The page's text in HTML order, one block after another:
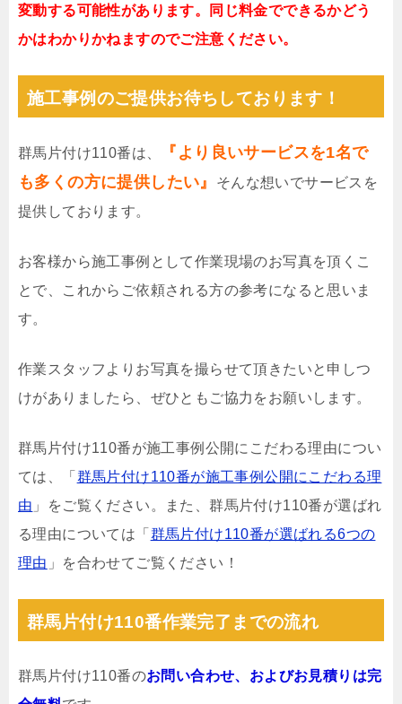
変動する可能性があります。同じ料金でできるかどう
かはわかりかねますのでご注意ください。
施工事例のご提供お待ちしております！
群馬片付け110番は、
『より良いサービスを1名で
も多くの方に提供したい』
そんな想いでサービスを
提供しております。
お客様から施工事例として作業現場のお写真を頂くこ
とで、これからご依頼される方の参考になると思いま
す。
作業スタッフよりお写真を撮らせて頂きたいと申しつ
けがありましたら、ぜひともご協力をお願いします。
群馬片付け110番が施工事例公開にこだわる理由につい
ては、「 群馬片付け110番が施工事例公開にこだわる理
由 」をご覧ください。また、群馬片付け110番が選ばれ
る理由については「 群馬片付け110番が選ばれる6つの
理由 」を合わせてご覧ください！
群馬片付け110番作業完了までの流れ
群馬片付け110番のお問い合わせ、およびお見積りは完